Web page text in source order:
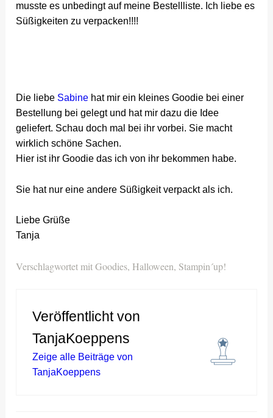
musste es unbedingt auf meine Bestellliste. Ich liebe es
Süßigkeiten zu verpacken!!!!
Die liebe Sabine hat mir ein kleines Goodie bei einer
Bestellung bei gelegt und hat mir dazu die Idee
geliefert. Schau doch mal bei ihr vorbei. Sie macht
wirklich schöne Sachen.
Hier ist ihr Goodie das ich von ihr bekommen habe.
Sie hat nur eine andere Süßigkeit verpackt als ich.
Liebe Grüße
Tanja
Verschlagwortet mitGoodies,Halloween, Stampin´up!
Veröffentlicht von
TanjaKoeppens
Zeige alle Beiträge von
TanjaKoeppens